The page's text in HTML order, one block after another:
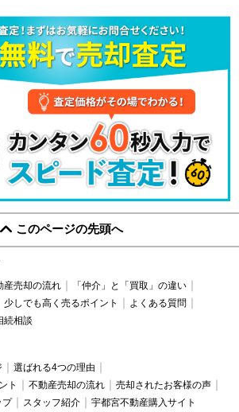
このページの先頭へ
産売却の流れ
「仲介」と「買取」の違い
少しでも高く売るポイント
よくある質問
続相談
選ばれる4つの理由
ト
不動産売却の流れ
売却されたお客様の声
プ
スタッフ紹介 宇都宮不動産購入サイト